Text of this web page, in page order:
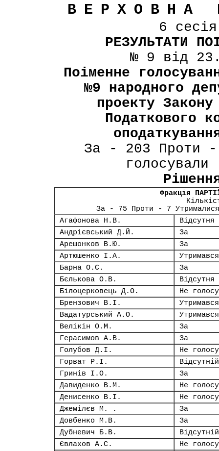
ВЕРХОВНА
6
РЕЗУЛЬТАТИ
№ 9 від
Поіменне
№9 народного
проекту
Податкового
За - 203 Проти
Фракція
За - 75 Проти - 7
Агафонова Н.В.
Відсутня
Андрієвський Д.Й.
За
Арешонков В.Ю.
За
Артюшенко І.А.
Утримався
Барна О.С.
За
Бєлькова О.В.
Відсутня
Білоцерковець Д.О.
Не
Брензович В.І.
Утримався
Вадатурський А.О.
Утримався
Велікін О.М.
За
Герасимов А.В.
За
Голубов Д.І.
Не
Горват Р.І.
Відсутній
Гринів І.О.
За
Давиденко В.М.
Не
Денисенко В.І.
Не
Джемілєв М. .
За
Довбенко М.В.
За
Дубневич Б.В.
Відсутній
Євлахов А.С.
Не